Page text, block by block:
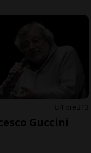
4 ore 13
Guccini